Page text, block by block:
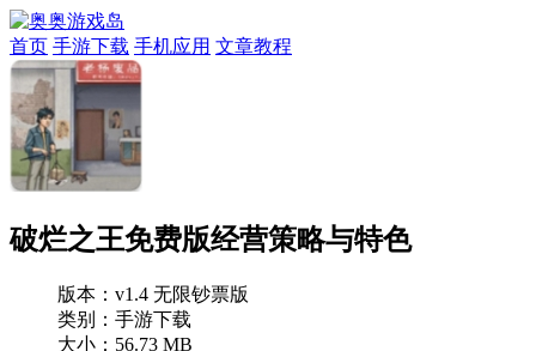
首页 手游下载 手机应用 文章教程
破烂之王免费版经营策略与特色
版本： v1.4 无限钞票版
类别：手游下载
大小：56.73 MB